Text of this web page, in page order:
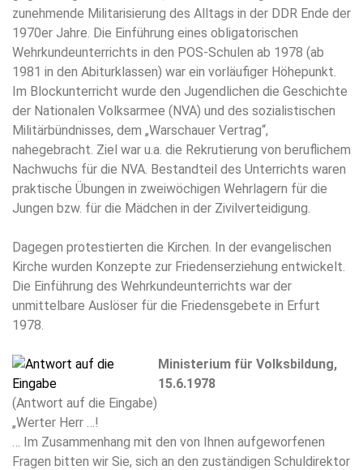
zunehmende Militarisierung des Alltags in der DDR Ende der
1970er Jahre. Die Einführung eines obligatorischen
Wehrkundeunterrichts in den POS-Schulen ab 1978 (ab
1981 in den Abiturklassen) war ein vorläufiger Höhepunkt.
Im Blockunterricht wurde den Jugendlichen die Geschichte
der Nationalen Volksarmee (NVA) und des sozialistischen
Militärbündnisses, dem „Warschauer Vertrag“,
nahegebracht. Ziel war u.a. die Rekrutierung von beruflichem
Nachwuchs für die NVA. Bestandteil des Unterrichts waren
praktische Übungen in zweiwöchigen Wehrlagern für die
Jungen bzw. für die Mädchen in der Zivilverteidigung.
Dagegen protestierten die Kirchen. In der evangelischen
Kirche wurden Konzepte zur Friedenserziehung entwickelt.
Die Einführung des Wehrkundeunterrichts war der
unmittelbare Auslöser für die Friedensgebete in Erfurt
1978.
Ministerium für Volksbildung,
15.6.1978
(Antwort auf die Eingabe)
„Werter Herr …!
… Im Zusammenhang mit den von Ihnen aufgeworfenen
Fragen bitten wir Sie, sich an den zuständigen Schuldirektor